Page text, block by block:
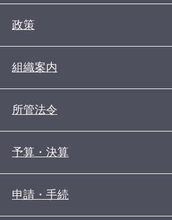
政策
組織案内
所管法令
予算・決算
申請・手続